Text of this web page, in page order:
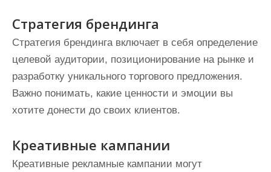
Стратегия брендинга
Стратегия брендинга включает в себя определение
целевой аудитории, позиционирование на рынке и
разработку уникального торгового предложения.
Важно понимать, какие ценности и эмоции вы
хотите донести до своих клиентов.
Креативные кампании
Креативные рекламные кампании могут